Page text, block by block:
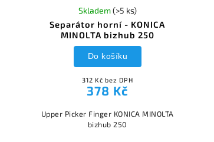
Separátor horní - KONICA
MINOLTA bizhub 250
Skladem(>5 ks)
312 Kč bez DPH
378 Kč
Do košíku
Upper Picker Finger KONICA MINOLTA
bizhub 250